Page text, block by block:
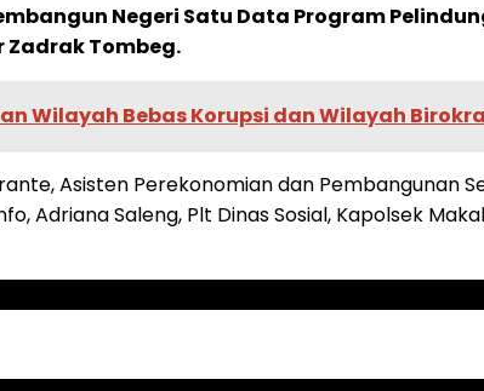
Negeri Satu Data Program
Zadrak Tombeg.
Wilayah Bebas Korupsi dan Wilayah
Asisten Perekonomian dan Pembangunan
Adriana Saleng, Plt Dinas Sosial, Kapolsek